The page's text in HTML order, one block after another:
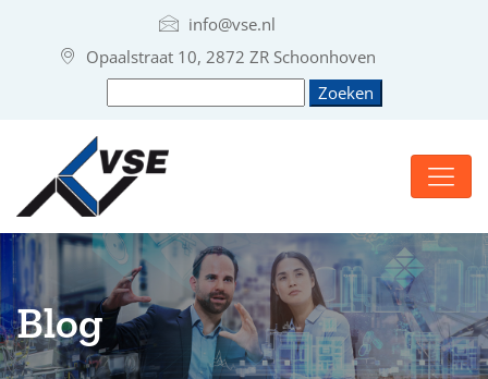
info@vse.nl
Opaalstraat 10, 2872 ZR Schoonhoven
Blog